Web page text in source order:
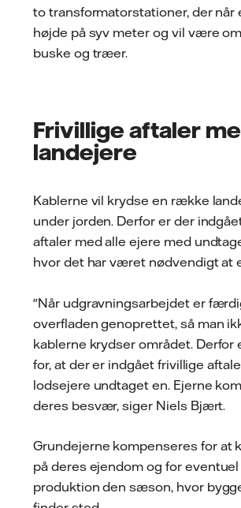
to transformatorstationer, der når
højde på syv meter og vil være
buske og træer.
Frivillige aftaler
landejere
Kablerne vil krydse en række
under jorden. Derfor er der
aftaler med alle ejere med
hvor det har været nødvendigt at
"Når udgravningsarbejdet er
overfladen genoprettet, så man
kablerne krydser området. Derfor
for, at der er indgået frivillige
lodsejere undtaget en. Ejerne
deres besvær, siger Niels Bjært.
Grundejerne kompenseres for at
på deres ejendom og for
produktion den sæson, hvor